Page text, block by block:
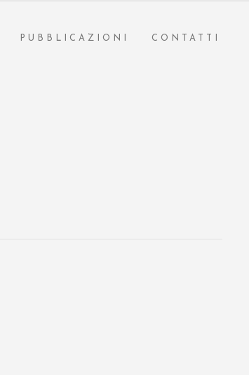
PUBBLICAZIONI CONTATTI